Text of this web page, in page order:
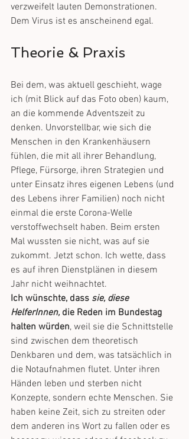
verzweifelt lauten Demonstrationen.
Dem Virus ist es anscheinend egal.
Theorie & Praxis
Bei dem, was aktuell geschieht, wage
ich (mit Blick auf das Foto oben) kaum,
an die kommende Adventszeit zu
denken. Unvorstellbar, wie sich die
Menschen in den Krankenhäusern
fühlen, die mit all ihrer Behandlung,
Pflege, Fürsorge, ihren Strategien und
unter Einsatz ihres eigenen Lebens (und
des Lebens ihrer Familien) noch nicht
einmal die erste Corona-Welle
verstoffwechselt haben. Beim ersten
Mal wussten sie nicht, was auf sie
zukommt. Jetzt schon. Ich wette, dass
es auf ihren Dienstplänen in diesem
Jahr nicht weihnachtet.
Ich wünschte, dass sie, diese
HelferInnen, die Reden im Bundestag
halten würden, weil sie die Schnittstelle
sind zwischen dem theoretisch
Denkbaren und dem, was tatsächlich in
die Notaufnahmen flutet. Unter ihren
Händen leben und sterben nicht
Konzepte, sondern echte Menschen. Sie
haben keine Zeit, sich zu streiten oder
dem anderen ins Wort zu fallen oder es